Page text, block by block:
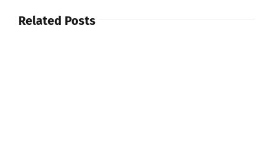
Related Posts